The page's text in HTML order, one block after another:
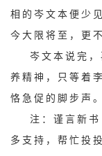
相的岑文本便少
今大限将至，更
岑文本说完，
养精神，只等着
恪急促的脚步声。
注：谨言新书
多支持，帮忙投